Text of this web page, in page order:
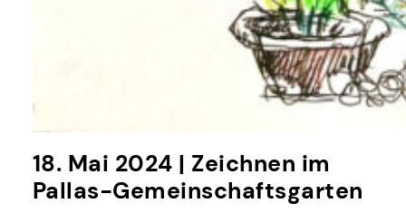
18. Mai 2024 | Zeichnen im
Pallas-Gemeinschaftsgarten